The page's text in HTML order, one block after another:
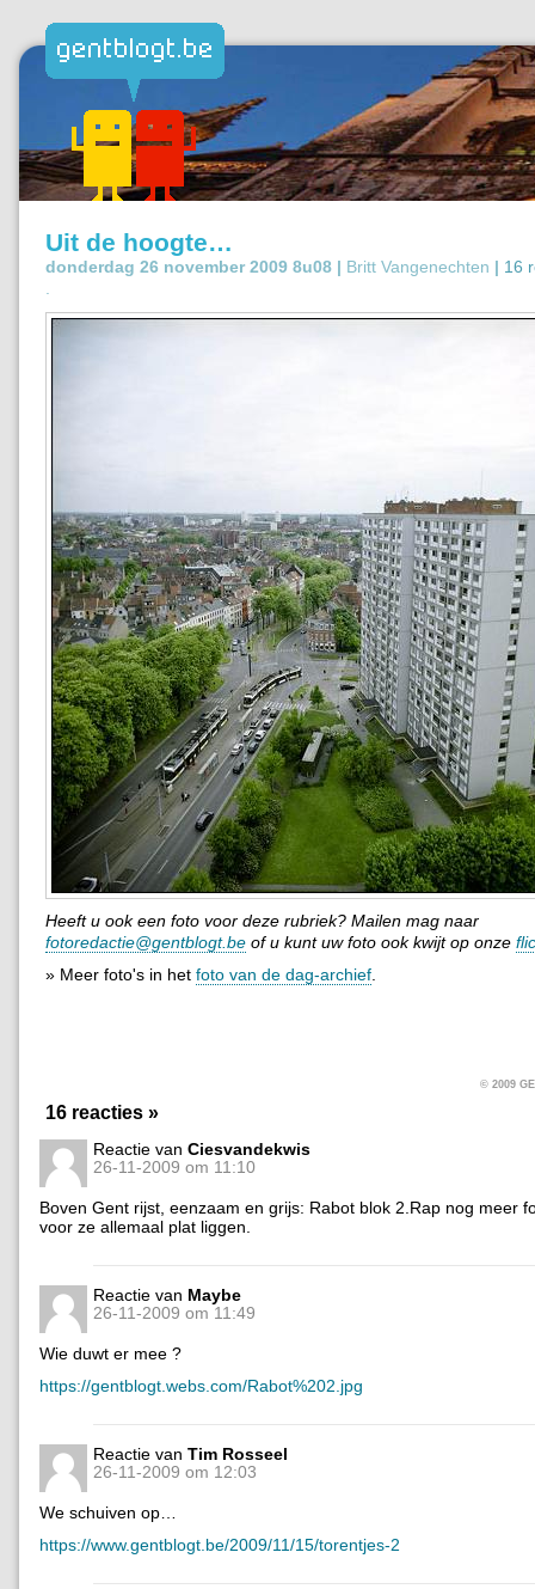
Uit de hoogte…
donderdag 26 november 2009 8u08 | Britt Vangenechten | 16
Heeft u ook een foto voor deze rubriek? Mailen mag naar
fotoredactie@gentblogt.be of u kunt uw foto ook kwijt op onze
» Meer foto's in het foto van de dag-archief
© 2009
16 reacties »
Reactie van Ciesvandekwis
26-11-2009 om 11:10
Boven Gent rijst, eenzaam en grijs: Rabot blok 2.Rap nog meer
voor ze allemaal plat liggen.
Reactie van Maybe
26-11-2009 om 11:49
Wie duwt er mee ?
https://gentblogt.webs.com/Rabot%202.jpg
Reactie van Tim Rosseel
26-11-2009 om 12:03
We schuiven op…
https://www.gentblogt.be/2009/11/15/torentjes-2